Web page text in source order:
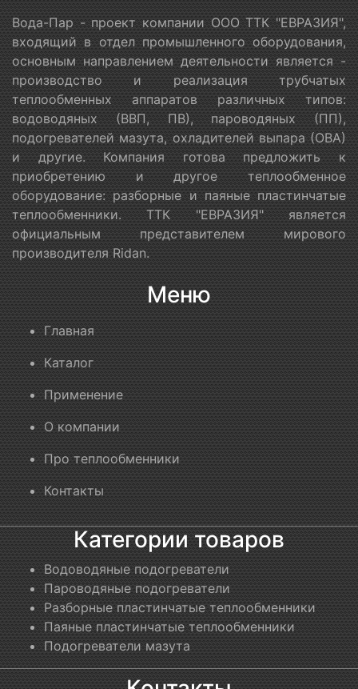
Вода-Пар - проект компании ООО ТТК "ЕВРАЗИЯ",
входящий в отдел промышленного оборудования,
основным направлением деятельности является -
производство и реализация трубчатых
теплообменных аппаратов различных типов:
водоводяных (ВВП, ПВ), пароводяных (ПП),
подогревателей мазута, охладителей выпара (ОВА)
и другие. Компания готова предложить к
приобретению и другое теплообменное
оборудование: разборные и паяные пластинчатые
теплообменники. ТТК "ЕВРАЗИЯ" является
официальным представителем мирового
производителя Ridan.
Меню
Главная
Каталог
Применение
О компании
Про теплообменники
Контакты
Категории товаров
Водоводяные подогреватели
Пароводяные подогреватели
Разборные пластинчатые теплообменники
Паяные пластинчатые теплообменники
Подогреватели мазута